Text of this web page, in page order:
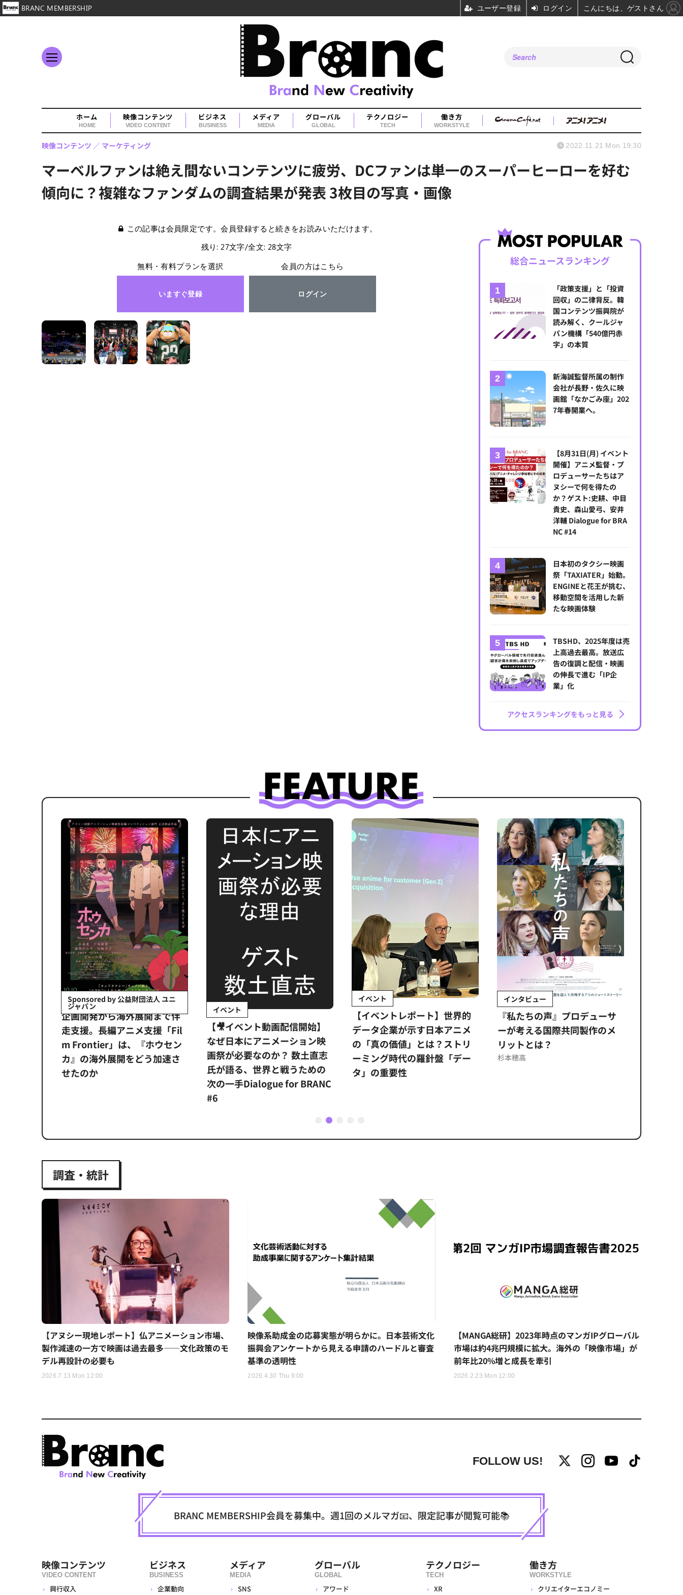
ホーム
HOME
映像コンテンツ
VIDEO CONTENT
ビジネス
BUSINESS
メディア
MEDIA
グローバル
GLOBAL
テクノロジー
TECH
働き方
WORKSTYLE
マーベルファンは絶え間ないコンテンツに疲労、DCファンは単一のスーパーヒーローを好む
傾向に？複雑なファンダムの調査結果が発表 3枚目の写真・画像
映像コンテンツ マーケティング 2022.11.21 Mon 19:30
この記事は会員限定です。会員登録すると続きをお読みいただけます。
残り: 27文字/全文: 28文字
無料・有料プランを選択
いますぐ登録
会員の方はこちら
ログイン
総合ニュースランキング
「政策支援」と「投資
回収」の二律背反。韓
国コンテンツ振興院が
読み解く、クールジャ
パン機構「540億円赤
字」の本質
新海誠監督所属の制作
会社が長野・佐久に映
画館「なかごみ座」202
7年春開業へ。
【8月31日(月) イベント
開催】アニメ監督・プ
ロデューサーたちはア
ヌシーで何を得たの
か？ゲスト:史耕、中目
貴史、森山愛弓、安井
洋輔 Dialogue for BRA
NC #14
日本初のタクシー映画
祭「TAXIATER」始動。
ENGINEと花王が挑む、
移動空間を活用した新
たな映画体験
TBSHD、2025年度は売
上高過去最高。放送広
告の復調と配信・映画
の伸長で進む「IP企
業」化
アクセスランキングをもっと見る
Sponsored by 公益財団法人 ユニ
ジャパン
企画開発から海外展開まで伴
走支援。長編アニメ支援「Fil
m Frontier」は、『ホウセン
カ』の海外展開をどう加速さ
せたのか
イベント
【🎥イベント動画配信開始】
なぜ日本にアニメーション映
画祭が必要なのか？ 数土直志
氏が語る、世界と戦うための
次の一手Dialogue for BRANC
#6
イベント
【イベントレポート】世界的
データ企業が示す日本アニメ
の「真の価値」とは？ストリ
ーミング時代の羅針盤「デー
タ」の重要性
インタビュー
『私たちの声』プロデューサ
ーが考える国際共同製作のメ
リットとは？
杉本穂高
1 2
調査・統計
【アヌシー現地レポート】仏アニメーション市場、
製作減速の一方で映画は過去最多——文化政策のモ
デル再設計の必要も
2026.7.13 Mon 12:00
映像系助成金の応募実態が明らかに。日本芸術文化
振興会アンケートから見える申請のハードルと審査
基準の透明性
2026.4.30 Thu 9:00
【MANGA総研】2023年時点のマンガIPグローバル
市場は約4兆円規模に拡大。海外の「映像市場」が
前年比20%増と成長を牽引
2026.2.23 Mon 12:00
FOLLOW US!
BRANC MEMBERSHIP会員を募集中。週1回のメルマガ📧、限定記事が閲覧可能📚
映像コンテンツ
VIDEO CONTENT
興行収入
ビジネス
BUSINESS
企業動向
メディア
MEDIA
SNS
グローバル
GLOBAL
アワード
テクノロジー
TECH
XR
働き方
WORKSTYLE
クリエイターエコノミー
BRANC MEMBERSHIP ユーザー登録 ログイン こんにちは、ゲストさん